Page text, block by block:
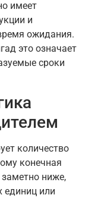
имеет
и
ожидания.
это означает
сроки
количество
конечная
ниже,
единиц или